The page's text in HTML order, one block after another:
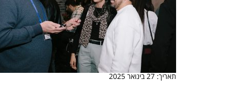
תאריך: 27 בינואר 2025